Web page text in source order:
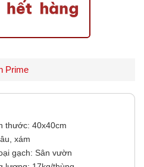
Prime
thước: 40x40cm
xám
gạch: Sân vườn